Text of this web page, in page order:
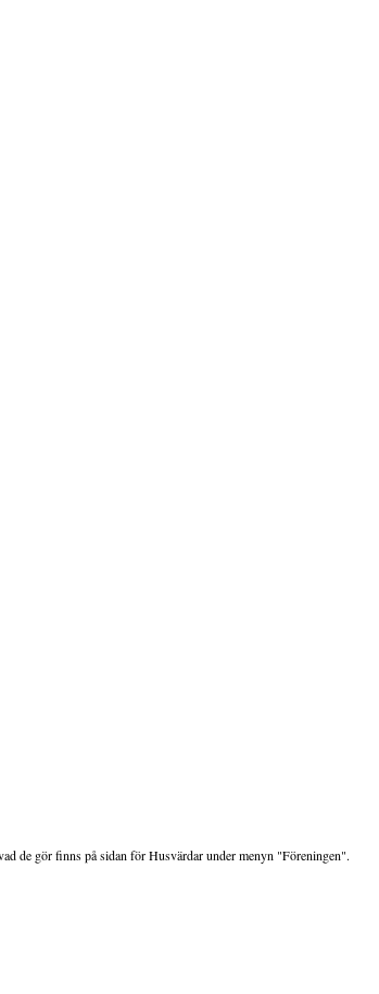
de gör finns på sidan för Husvärdar under menyn "Föreningen".